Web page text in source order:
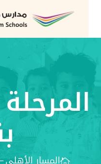
المسار الأهلي